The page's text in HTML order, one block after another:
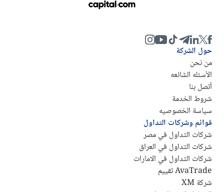
حول الشركة
من نحن
الأسئله الشائعه
أتصل بنا
شروط الخدمة
سياسة الخصوصيه
قوائم وشركات التداول
شركات التداول في مصر
شركات التداول في العراق
شركات التداول في الامارات
AvaTrade تقييم
شركة XM